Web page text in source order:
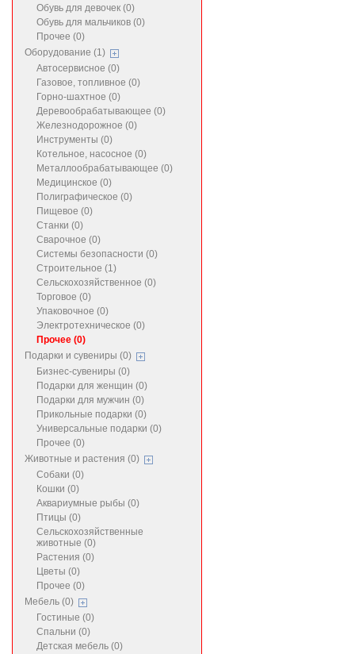
Обувь для девочек (0)
Обувь для мальчиков (0)
Прочее (0)
Оборудование (1)
Автосервисное (0)
Газовое, топливное (0)
Горно-шахтное (0)
Деревообрабатывающее (0)
Железнодорожное (0)
Инструменты (0)
Котельное, насосное (0)
Металлообрабатывающее (0)
Медицинское (0)
Полиграфическое (0)
Пищевое (0)
Станки (0)
Сварочное (0)
Системы безопасности (0)
Строительное (1)
Сельскохозяйственное (0)
Торговое (0)
Упаковочное (0)
Электротехническое (0)
Прочее (0)
Подарки и сувениры (0)
Бизнес-сувениры (0)
Подарки для женщин (0)
Подарки для мужчин (0)
Прикольные подарки (0)
Универсальные подарки (0)
Прочее (0)
Животные и растения (0)
Собаки (0)
Кошки (0)
Аквариумные рыбы (0)
Птицы (0)
Сельскохозяйственные
животные (0)
Растения (0)
Цветы (0)
Прочее (0)
Мебель (0)
Гостиные (0)
Спальни (0)
Детская мебель (0)